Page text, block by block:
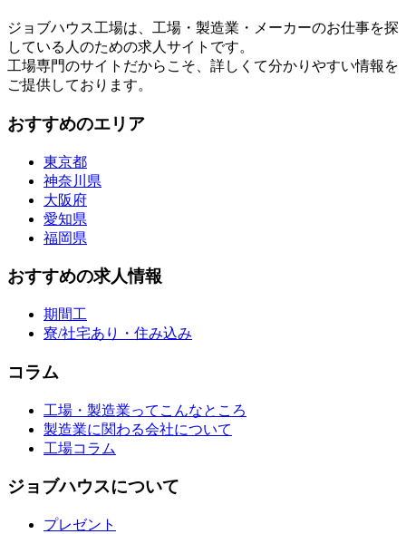
ジョブハウス工場は、工場・製造業・メーカーのお仕事を探
している人のための求人サイトです。
工場専門のサイトだからこそ、詳しくて分かりやすい情報を
ご提供しております。
おすすめのエリア
東京都
神奈川県
大阪府
愛知県
福岡県
おすすめの求人情報
期間工
寮/社宅あり・住み込み
コラム
工場・製造業ってこんなところ
製造業に関わる会社について
工場コラム
ジョブハウスについて
プレゼント